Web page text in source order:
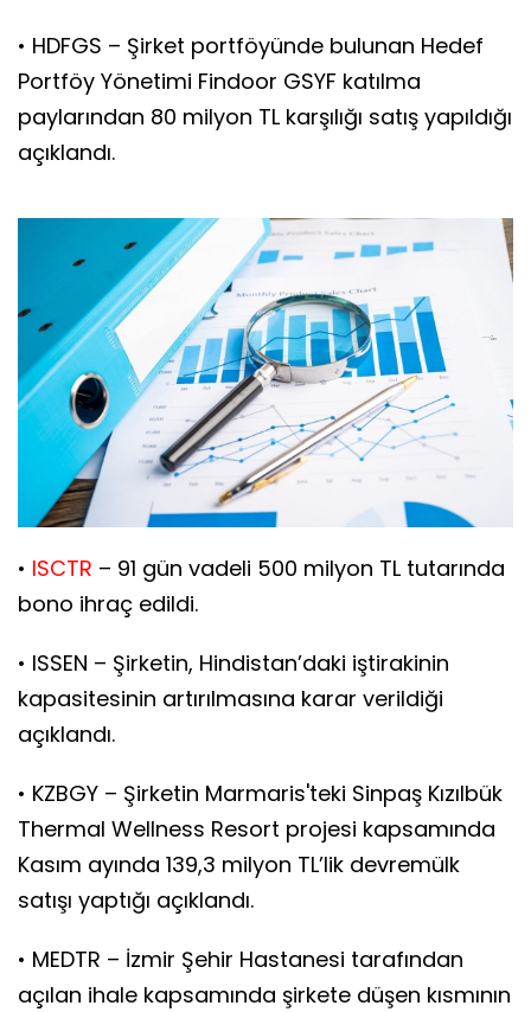
• HDFGS – Şirket portföyünde bulunan Hedef
Portföy Yönetimi Findoor GSYF katılma
paylarından 80 milyon TL karşılığı satış yapıldığı
açıklandı.
• ISCTR – 91 gün vadeli 500 milyon TL tutarında
bono ihraç edildi.
• ISSEN – Şirketin, Hindistan’daki iştirakinin
kapasitesinin artırılmasına karar verildiği
açıklandı.
• KZBGY – Şirketin Marmaris'teki Sinpaş Kızılbük
Thermal Wellness Resort projesi kapsamında
Kasım ayında 139,3 milyon TL’lik devremülk
satışı yaptığı açıklandı.
• MEDTR – İzmir Şehir Hastanesi tarafından
açılan ihale kapsamında şirkete düşen kısmının